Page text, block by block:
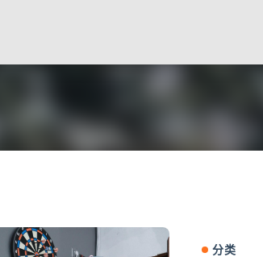
分类